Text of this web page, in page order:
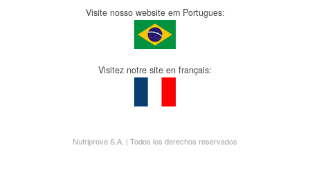
Visite nosso website em Portugues:
Visitez notre site en français:
Nutriprove S.A. | Todos los derechos reservados